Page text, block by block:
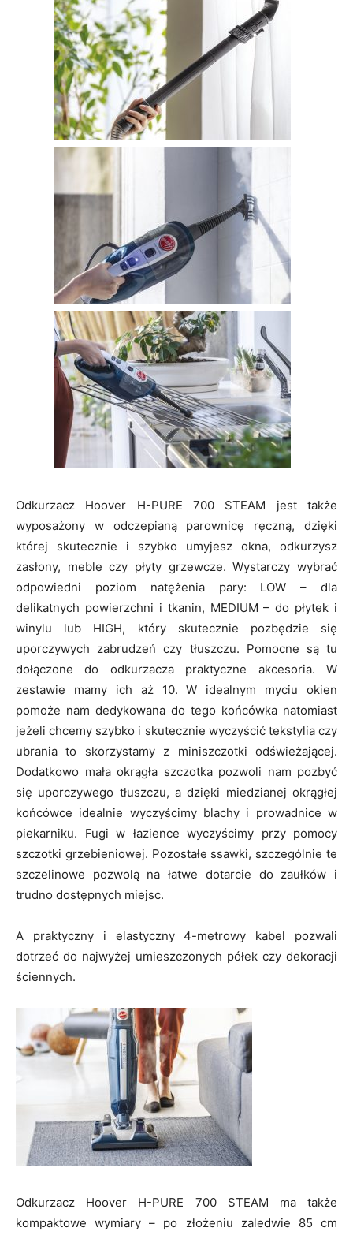
Odkurzacz Hoover H-PURE 700 STEAM jest także
wyposażony w odczepianą parownicę ręczną, dzięki
której skutecznie i szybko umyjesz okna, odkurzysz
zasłony, meble czy płyty grzewcze. Wystarczy wybrać
odpowiedni poziom natężenia pary: LOW – dla
delikatnych powierzchni i tkanin, MEDIUM – do płytek i
winylu lub HIGH, który skutecznie pozbędzie się
uporczywych zabrudzeń czy tłuszczu. Pomocne są tu
dołączone do odkurzacza praktyczne akcesoria. W
zestawie mamy ich aż 10. W idealnym myciu okien
pomoże nam dedykowana do tego końcówka natomiast
jeżeli chcemy szybko i skutecznie wyczyścić tekstylia czy
ubrania to skorzystamy z miniszczotki odświeżającej.
Dodatkowo mała okrągła szczotka pozwoli nam pozbyć
się uporczywego tłuszczu, a dzięki miedzianej okrągłej
końcówce idealnie wyczyścimy blachy i prowadnice w
piekarniku. Fugi w łazience wyczyścimy przy pomocy
szczotki grzebieniowej. Pozostałe ssawki, szczególnie te
szczelinowe pozwolą na łatwe dotarcie do zaułków i
trudno dostępnych miejsc.
A praktyczny i elastyczny 4-metrowy kabel pozwali
dotrzeć do najwyżej umieszczonych półek czy dekoracji
ściennych.
Odkurzacz Hoover H-PURE 700 STEAM ma także
kompaktowe wymiary – po złożeniu zaledwie 85 cm